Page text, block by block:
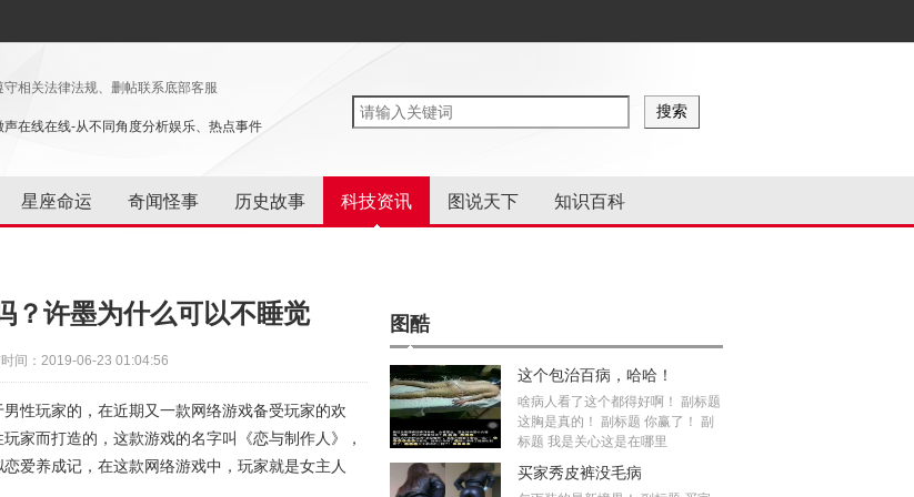
守相关法律法规、删帖联系底部客服
声在线在线-从不同角度分析娱乐、热点事件
星座命运 奇闻怪事 历史故事 科技资讯 图说天下 知识百科
？许墨为什么可以不睡觉
间：2019-06-23 01:04:56
性玩家的，在近期又一款网络游戏备受玩家的欢
家而打造的，这款游戏的名字叫《恋与制作人》，
爱养成记，在这款网络游戏中，玩家就是女主人
图酷
这个包治百病，哈哈！
啥病人看了这个都得好啊！ 副标题
这胸是真的！ 副标题 你赢了！ 副
标题 我是关心这是在哪里
买家秀皮裤没毛病